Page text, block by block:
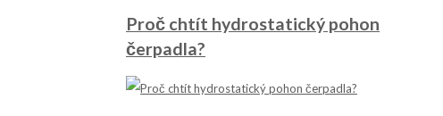
Proč chtít hydrostatický pohon
čerpadla?